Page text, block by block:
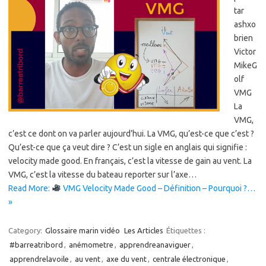
tar
ashxo
brien
Victor
MikeG
olf
VMG
La
VMG,
c’est ce dont on va parler aujourd’hui. La VMG, qu’est-ce que c’est ?
Qu’est-ce que ça veut dire ? C’est un sigle en anglais qui signifie :
velocity made good. En français, c’est la vitesse de gain au vent. La
VMG, c’est la vitesse du bateau reporter sur l’axe…
Read More:
VMG Velocity Made Good – Définition – Pourquoi ?…
»
Category: Glossaire marin vidéo Les Articles Étiquettes :
#barreatribord , anémometre , apprendreanaviguer,
apprendrelavoile , au vent, axe du vent, centrale électronique ,